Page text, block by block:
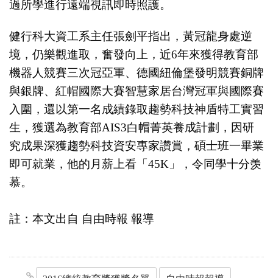
過所學進行遠端視訊即時照護。
健行科大資工系主任張劍平指出，黃冠龍身處逆
境，仍樂觀進取，奮發向上，近6年來獲得教育部
機器人競賽三次冠亞軍、德國紐倫堡發明競賽銅牌
與銀牌、紅帽國際大賽智慧家居台灣冠軍與國際賽
入圍，還以第一名成績錄取趨勢科技神盾特工實習
生，獲選為教育部AIS3白帽菁英養成計劃，因研
究成果深獲趨勢科技資安專家讚賞，碩士班一畢業
即可就業，他的月薪上看「45K」，令同學十分羡
慕。
註：本文出自 自由時報 報導